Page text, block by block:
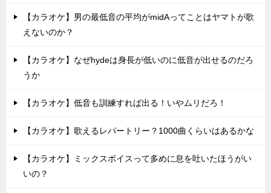
【カラオケ】男の最低音の平均がmidAってことはヤマトが歌
えないのか？
【カラオケ】なぜhydeは身長が低いのに低音が出せるのだろ
うか
【カラオケ】低音も訓練すれば出る！いやムリだろ！
【カラオケ】歌えるレパートリー？1000曲くらいはあるかな
【カラオケ】ミックスボイスって多めに息を吐いたほうがい
いの？